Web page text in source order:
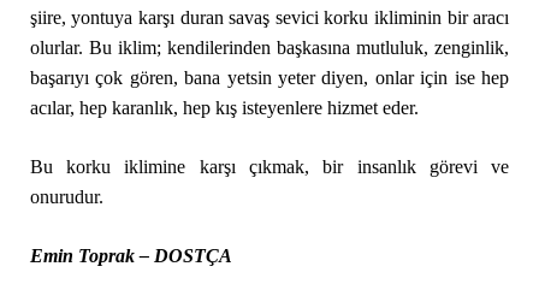
şiire, yontuya karşı duran savaş sevici korku ikliminin bir aracı
olurlar. Bu iklim; kendilerinden başkasına mutluluk, zenginlik,
başarıyı çok gören, bana yetsin yeter diyen, onlar için ise hep
acılar, hep karanlık, hep kış isteyenlere hizmet eder.
Bu korku iklimine karşı çıkmak, bir insanlık görevi ve
onurudur.
Emin Toprak – DOSTÇA